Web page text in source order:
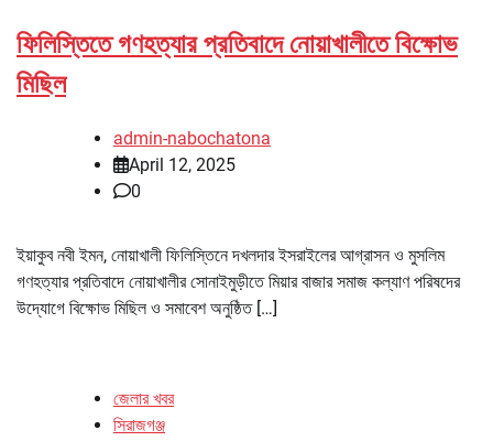
ফিলিস্তিতে গণহত্যার প্রতিবাদে নোয়াখালীতে বিক্ষোভ
মিছিল
admin-nabochatona
April 12, 2025
0
ইয়াকুব নবী ইমন, নোয়াখালী ফিলিস্তিনে দখলদার ইসরাইলের আগ্রাসন ও মুসলিম
গণহত্যার প্রতিবাদে নোয়াখালীর সোনাইমুড়ীতে মিয়ার বাজার সমাজ কল্যাণ পরিষদের
উদ্যোগে বিক্ষোভ মিছিল ও সমাবেশ অনুষ্ঠিত […]
জেলার খবর
সিরাজগঞ্জ